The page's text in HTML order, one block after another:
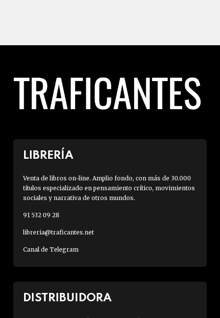
LIBRERÍA
Venta de libros on-line. Amplio fondo, con más de 30.000
títulos especializado en pensamiento crítico, movimientos
sociales y narrativa de otros mundos.
91 532 09 28
libreria@traficantes.net
Canal de Telegram
DISTRIBUIDORA